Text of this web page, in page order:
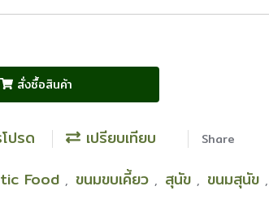
สั่งซื้อสินค้า
ปรด เปรียบเทียบ Share
Food , ขนมขบเคี้ยว , สุนัข , ขนมสุนัข ,